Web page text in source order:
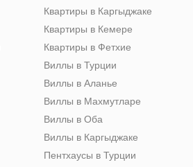
Квартиры в Каргыджаке
Квартиры в Кемере
Квартиры в Фетхие
Виллы в Турции
Виллы в Аланье
Виллы в Махмутларе
Виллы в Оба
Виллы в Каргыджаке
Пентхаусы в Турции